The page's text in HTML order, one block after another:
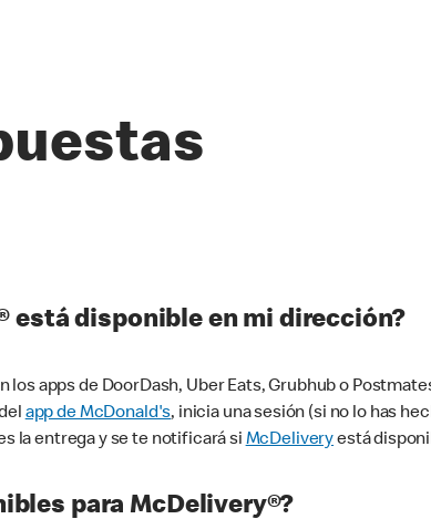
está disponible en mi dirección?
apps de DoorDash, Uber Eats, Grubhub o
app de McDonald's, inicia una sesión (si no lo has
la entrega y se te notificará si McDeliveryestá
para McDelivery®?